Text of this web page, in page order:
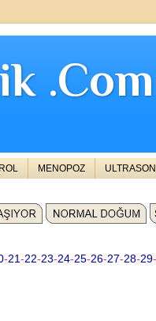
.Com
MENOPOZ ULTRASON
-21 -22-23-24-25-26-27-28-29-